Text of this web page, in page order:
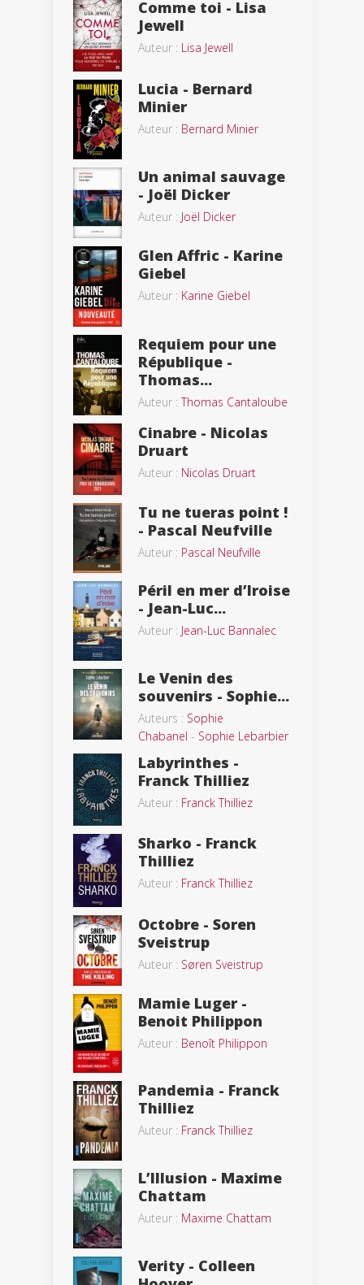
Comme toi - Lisa
Jewell
Auteur : Lisa Jewell
Lucia - Bernard
Minier
Auteur : Bernard Minier
Un animal sauvage
- Joël Dicker
Auteur : Joël Dicker
Glen Affric - Karine
Giebel
Auteur : Karine Giebel
Requiem pour une
République -
Thomas...
Auteur :Thomas Cantaloube
Cinabre - Nicolas
Druart
Auteur : Nicolas Druart
Tu ne tueras point !
- Pascal Neufville
Auteur : Pascal Neufville
Péril en mer d’Iroise
- Jean-Luc...
Auteur : Jean-Luc Bannalec
Le Venin des
souvenirs - Sophie...
Auteurs : Sophie
Chabanel - Sophie Lebarbier
Labyrinthes -
Franck Thilliez
Auteur : Franck Thilliez
Sharko - Franck
Thilliez
Auteur : Franck Thilliez
Octobre - Soren
Sveistrup
Auteur : Søren Sveistrup
Mamie Luger -
Benoit Philippon
Auteur : Benoît Philippon
Pandemia - Franck
Thilliez
Auteur : Franck Thilliez
L’Illusion - Maxime
Chattam
Auteur : Maxime Chattam
Verity - Colleen